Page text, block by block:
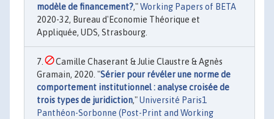
modèle de financement?,"Working Papers of BETA
2020-32, Bureau d'Economie Théorique et
Appliquée, UDS, Strasbourg.
Camille Chaserant & Julie Claustre & Agnès
Gramain, 2020. "Sérier pour révéler une norme de
comportement institutionnel : analyse croisée de
trois types de juridiction,"Université Paris1
Panthéon-Sorbonne (Post-Print and Working